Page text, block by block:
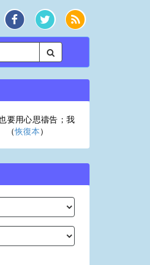
要用心思禱告；我
（恢復本）